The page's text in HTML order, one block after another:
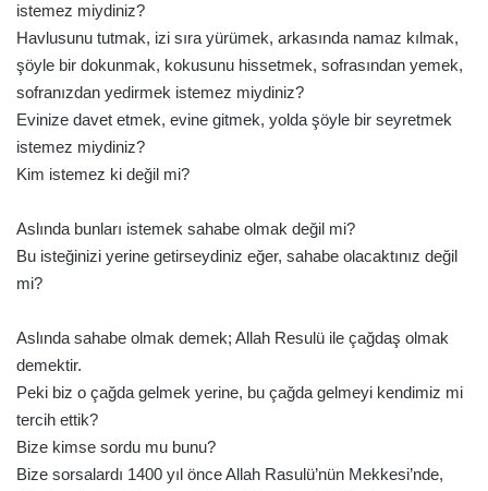
istemez miydiniz?
Havlusunu tutmak, izi sıra yürümek, arkasında namaz kılmak,
şöyle bir dokunmak, kokusunu hissetmek, sofrasından yemek,
sofranızdan yedirmek istemez miydiniz?
Evinize davet etmek, evine gitmek, yolda şöyle bir seyretmek
istemez miydiniz?
Kim istemez ki değil mi?
Aslında bunları istemek sahabe olmak değil mi?
Bu isteğinizi yerine getirseydiniz eğer, sahabe olacaktınız değil
mi?
Aslında sahabe olmak demek; Allah Resulü ile çağdaş olmak
demektir.
Peki biz o çağda gelmek yerine, bu çağda gelmeyi kendimiz mi
tercih ettik?
Bize kimse sordu mu bunu?
Bize sorsalardı 1400 yıl önce Allah Rasulü’nün Mekkesi’nde,